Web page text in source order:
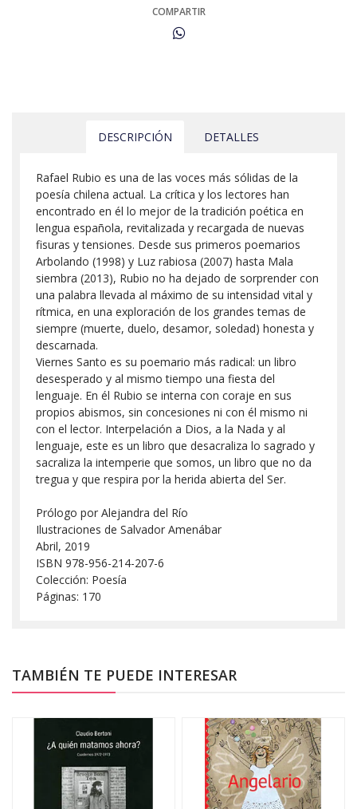
COMPARTIR
DESCRIPCIÓN DETALLES
Rafael Rubio es una de las voces más sólidas de la
poesía chilena actual. La crítica y los lectores han
encontrado en él lo mejor de la tradición poética en
lengua española, revitalizada y recargada de nuevas
fisuras y tensiones. Desde sus primeros poemarios
Arbolando (1998) y Luz rabiosa (2007) hasta Mala
siembra (2013), Rubio no ha dejado de sorprender con
una palabra llevada al máximo de su intensidad vital y
rítmica, en una exploración de los grandes temas de
siempre (muerte, duelo, desamor, soledad) honesta y
descarnada.
Viernes Santo es su poemario más radical: un libro
desesperado y al mismo tiempo una fiesta del
lenguaje. En él Rubio se interna con coraje en sus
propios abismos, sin concesiones ni con él mismo ni
con el lector. Interpelación a Dios, a la Nada y al
lenguaje, este es un libro que desacraliza lo sagrado y
sacraliza la intemperie que somos, un libro que no da
tregua y que respira por la herida abierta del Ser.
Prólogo por Alejandra del Río
Ilustraciones de Salvador Amenábar
Abril, 2019
ISBN 978-956-214-207-6
Colección: Poesía
Páginas: 170
TAMBIÉN TE PUEDE INTERESAR